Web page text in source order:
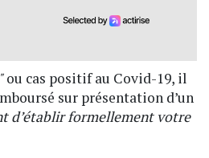
ou cas positif au Covid-19, il
sur présentation d’un
d’établir formellement votre